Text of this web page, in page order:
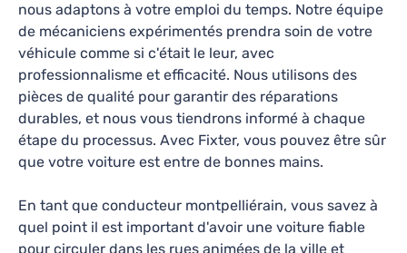
4.5 77 avis
42 Avenue du Pont Juvénal, Hérault, Occitanie,
34000
Lundi-Vendredi: 08h30 - 12h00
Révision, Vidange, Diagnostic, Réparations
En savoir plus
Ce qu’en disent nos clients
nous adaptons à votre emploi du temps. Notre équipe
de mécaniciens expérimentés prendra soin de votre
véhicule comme si c'était le leur, avec
professionnalisme et efficacité. Nous utilisons des
pièces de qualité pour garantir des réparations
durables, et nous vous tiendrons informé à chaque
étape du processus. Avec Fixter, vous pouvez être sûr
que votre voiture est entre de bonnes mains.
En tant que conducteur montpelliérain, vous savez à
quel point il est important d'avoir une voiture fiable
pour circuler dans les rues animées de la ville et